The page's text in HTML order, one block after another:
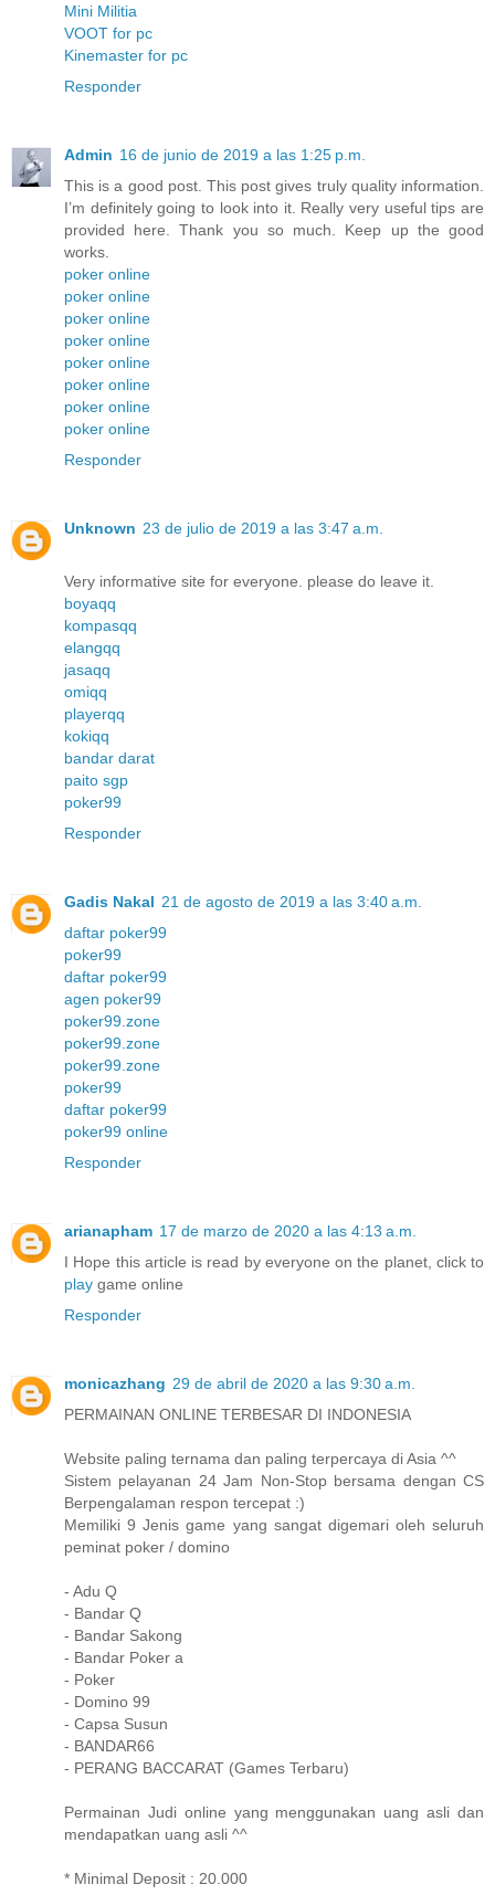
Mini Militia
VOOT for pc
Kinemaster for pc
Responder
Admin 16 de junio de 2019 a las 1:25 p.m.
This is a good post. This post gives truly quality information.
I’m definitely going to look into it. Really very useful tips are
provided here. Thank you so much. Keep up the good
works.
poker online
poker online
poker online
poker online
poker online
poker online
poker online
poker online
Responder
Unknown 23 de julio de 2019 a las 3:47 a.m.
Very informative site for everyone. please do leave it.
boyaqq
kompasqq
elangqq
jasaqq
omiqq
playerqq
kokiqq
bandar darat
paito sgp
poker99
Responder
Gadis Nakal 21 de agosto de 2019 a las 3:40 a.m.
daftar poker99
poker99
daftar poker99
agen poker99
poker99.zone
poker99.zone
poker99.zone
poker99
daftar poker99
poker99 online
Responder
arianapham 17 de marzo de 2020 a las 4:13 a.m.
I Hope this article is read by everyone on the planet, click to
play game online
Responder
monicazhang 29 de abril de 2020 a las 9:30 a.m.
PERMAINAN ONLINE TERBESAR DI INDONESIA
Website paling ternama dan paling terpercaya di Asia ^^
Sistem pelayanan 24 Jam Non-Stop bersama dengan CS
Berpengalaman respon tercepat :)
Memiliki 9 Jenis game yang sangat digemari oleh seluruh
peminat poker / domino
- Adu Q
- Bandar Q
- Bandar Sakong
- Bandar Poker a
- Poker
- Domino 99
- Capsa Susun
- BANDAR66
- PERANG BACCARAT (Games Terbaru)
Permainan Judi online yang menggunakan uang asli dan
mendapatkan uang asli ^^
* Minimal Deposit : 20.000